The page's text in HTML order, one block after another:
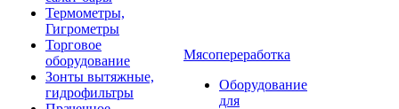
Термометры,
Гигрометры
Торговое
оборудование
Зонты вытяжные,
гидрофильтры
Мясопереработка
Оборудование
для